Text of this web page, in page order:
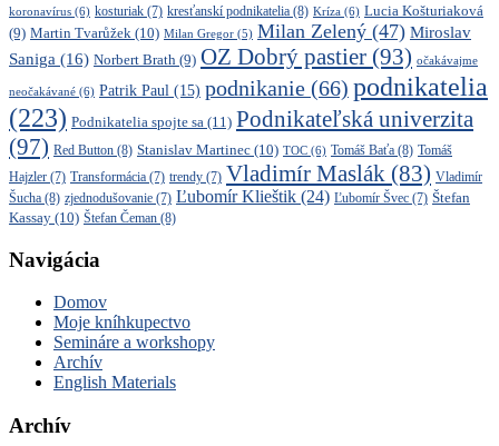
koronavírus (6) kosturiak (7) kresťanskí podnikatelia (8) Kríza (6) Lucia Košturiaková
(9) Martin Tvarůžek (10) Milan Gregor (5) Milan Zelený (47) Miroslav
Saniga (16) Norbert Brath (9) OZ Dobrý pastier (93) očakávajme
neočakávané (6) Patrik Paul (15) podnikanie (66) podnikatelia
(223) Podnikatelia spojte sa (11) Podnikateľská univerzita
(97) Red Button (8) Stanislav Martinec (10) TOC (6) Tomáš Baťa (8) Tomáš
Hajzler (7) Transformácia (7) trendy (7) Vladimír Maslák (83) Vladimír
Šucha (8) zjednodušovanie (7) Ľubomír Klieštik (24) Ľubomír Švec (7) Štefan
Kassay (10) Štefan Čeman (8)
Navigácia
Domov
Moje kníhkupectvo
Semináre a workshopy
Archív
English Materials
Archív